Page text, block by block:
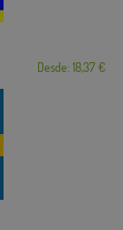
Desde: 18,37 €